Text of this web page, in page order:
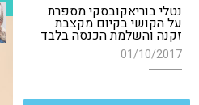
נטלי בוריאקובסקי מספרת
על הקושי בקיום מקצבת
זקנה והשלמת הכנסה בלבד
01/10/2017